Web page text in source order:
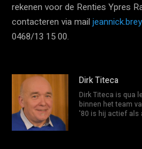
rekenen voor de Renties Ypres
contacteren via mail
0468/13 15 00.
Dirk Titeca
Dirk Titeca is qua
binnen het team
'80 is hij actief